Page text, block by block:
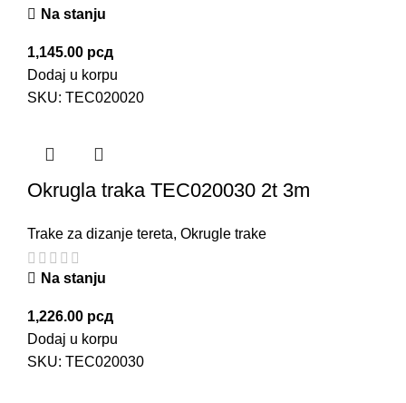
Na stanju
1,145.00 рсд
Dodaj u korpu
SKU: TEC020020
Okrugla traka TEC020030 2t 3m
Trake za dizanje tereta, Okrugle trake
Na stanju
1,226.00 рсд
Dodaj u korpu
SKU: TEC020030